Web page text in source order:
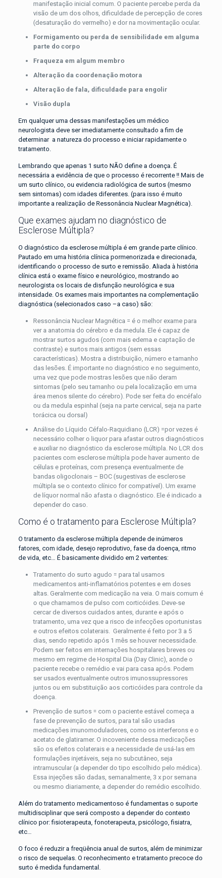
manifestação inicial comum. O paciente percebe perda da
visão de um dos olhos, dificuldade de percepção de cores
(desaturação do vermelho) e dor na movimentação ocular.
Formigamento ou perda de sensibilidade em alguma
parte do corpo
Fraqueza em algum membro
Alteração da coordenação motora
Alteração de fala, dificuldade para engolir
Visão dupla
Em qualquer uma dessas manifestações um médico
neurologista deve ser imediatamente consultado a fim de
determinar a natureza do processo e iniciar rapidamente o
tratamento.
Lembrando que apenas 1 surto NÃO define a doença. É
necessária a evidência de que o processo é recorrente !! Mais de
um surto clínico, ou evidencia radiológica de surtos (mesmo
sem sintomas) com idades diferentes. (para isso é muito
importante a realização de Ressonância Nuclear Magnética).
Que exames ajudam no diagnóstico de
Esclerose Múltipla?
O diagnóstico da esclerose múltipla é em grande parte clínico.
Pautado em uma história clínica pormenorizada e direcionada,
identificando o processo de surto e remissão. Aliada à história
clínica está o exame físico e neurológico, mostrando ao
neurologista os locais de disfunção neurológica e sua
intensidade. Os exames mais importantes na complementação
diagnóstica (selecionados caso –a caso) são:
Ressonância Nuclear Magnética = é o melhor exame para
ver a anatomia do cérebro e da medula. Ele é capaz de
mostrar surtos agudos (com mais edema e captação de
contraste) e surtos mais antigos (sem essas
características). Mostra a distribuição, número e tamanho
das lesões. É importante no diagnóstico e no seguimento,
uma vez que pode mostras lesões que não deram
sintomas (pelo seu tamanho ou pela localização em uma
área menos silente do cérebro). Pode ser feita do encéfalo
ou da medula espinhal (seja na parte cervical, seja na parte
torácica ou dorsal)
Análise do Líquido Céfalo-Raquidiano (LCR) =por vezes é
necessário colher o liquor para afastar outros diagnósticos
e auxiliar no diagnóstico da esclerose múltipla. No LCR dos
pacientes com esclerose múltipla pode haver aumento de
células e proteínas, com presença eventualmente de
bandas oligoclonais – BOC (sugestivas de esclerose
múltipla se o contexto clínico for compatível). Um exame
de líquor normal não afasta o diagnóstico. Ele é indicado a
depender do caso.
Como é o tratamento para Esclerose Múltipla?
O tratamento da esclerose múltipla depende de inúmeros
fatores, com idade, desejo reprodutivo, fase da doença, ritmo
de vida, etc… É basicamente dividido em 2 vertentes:
Tratamento do surto agudo = para tal usamos
medicamentos anti-inflamatórios potentes e em doses
altas. Geralmente com medicação na veia. O mais comum é
o que chamamos de pulso com corticóides. Deve-se
cercar de diversos cuidados antes, durante e após o
tratamento, uma vez que a risco de infecções oportunistas
e outros efeitos colaterais. Geralmente é feito por 3 a 5
dias, sendo repetido após 1 mês se houver necessidade.
Podem ser feitos em internações hospitalares breves ou
mesmo em regime de Hospital Dia (Day Clinic), aonde o
paciente recebe o remédio e vai para casa após. Podem
ser usados eventualmente outros imunossupressores
juntos ou em substituição aos corticóides para controle da
doença.
Prevenção de surtos = com o paciente estável começa a
fase de prevenção de surtos, para tal são usadas
medicações imunomoduladores, como os interferons e o
acetato de glatiramer. O incoveniente dessa medicações
são os efeitos colaterais e a necessidade de usá-las em
formulações injetáveis, seja no subcutâneo, seja
intramuscular (a depender do tipo escolhido pelo médica).
Essa injeções são dadas, semanalmente, 3 x por semana
ou mesmo diariamente, a depender do remédio escolhido.
Além do tratamento medicamentoso é fundamentas o suporte
multidisciplinar que será composto a depender do contexto
clínico por: fisioterapeuta, fonoterapeuta, psicólogo, fisiatra,
etc…
O foco é reduzir a freqüência anual de surtos, além de minimizar
o risco de sequelas. O reconhecimento e tratamento precoce do
surto é medida fundamental.